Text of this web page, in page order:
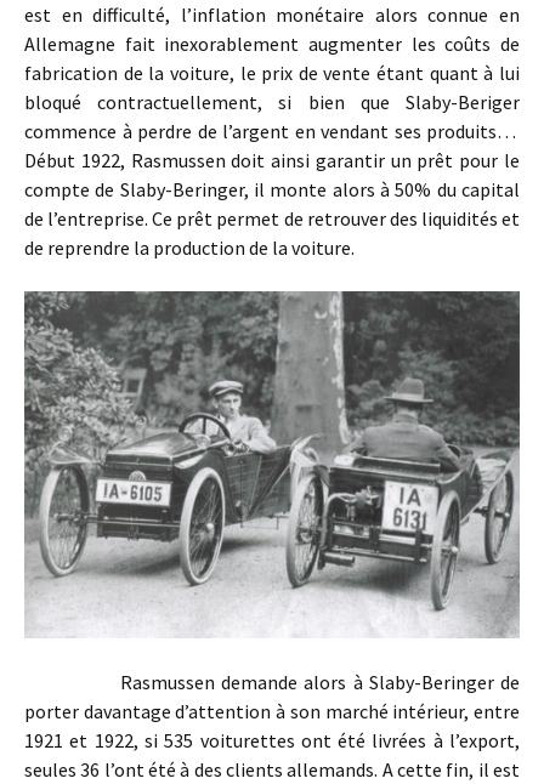
est en difficulté, l’inflation monétaire alors connue en
Allemagne fait inexorablement augmenter les coûts de
fabrication de la voiture, le prix de vente étant quant à lui
bloqué contractuellement, si bien que Slaby-Beriger
commence à perdre de l’argent en vendant ses produits…
Début 1922, Rasmussen doit ainsi garantir un prêt pour le
compte de Slaby-Beringer, il monte alors à 50% du capital
de l’entreprise. Ce prêt permet de retrouver des liquidités et
de reprendre la production de la voiture.
Rasmussen demande alors à Slaby-Beringer de
porter davantage d’attention à son marché intérieur, entre
1921 et 1922, si 535 voiturettes ont été livrées à l’export,
seules 36 l’ont été à des clients allemands. A cette fin, il est